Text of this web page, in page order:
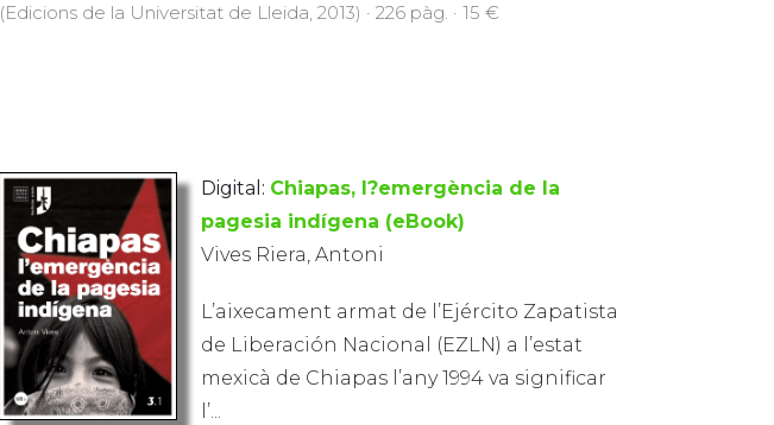
(Edicions de la Universitat de Lleida, 2013) · 226 pàg. · 15 €
Digital: Chiapas, l?emergència de la
pagesia indígena (eBook)
Vives Riera, Antoni
L’aixecament armat de l’Ejército Zapatista
de Liberación Nacional (EZLN) a l’estat
mexicà de Chiapas l’any 1994 va significar
l’...